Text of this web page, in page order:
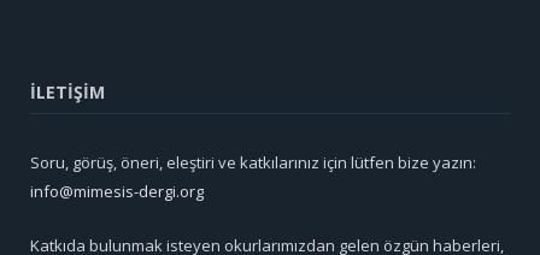
İLETİŞİM
Soru, görüş, öneri, eleştiri ve katkılarınız için lütfen bize yazın:
info@mimesis-dergi.org
Katkıda bulunmak isteyen okurlarımızdan gelen özgün haberleri,